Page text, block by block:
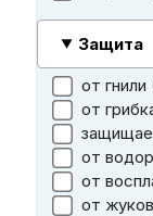
Защита
от гнили
от
от
от
от